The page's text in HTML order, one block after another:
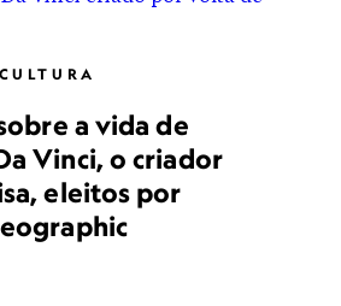
a vida de
Vinci, o criador
eleitos por